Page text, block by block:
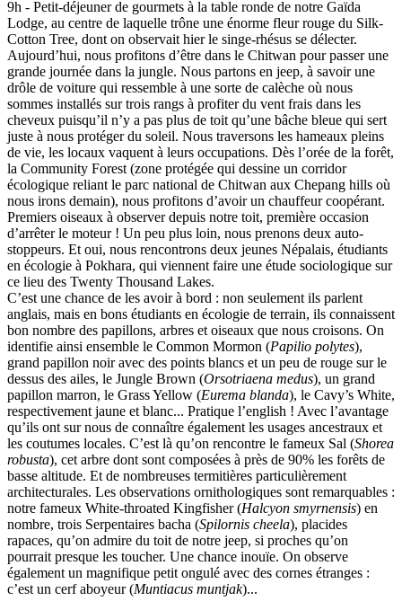
9h - Petit-déjeuner de gourmets à la table ronde de notre Gaïda
Lodge, au centre de laquelle trône une énorme fleur rouge du Silk-
Cotton Tree, dont on observait hier le singe-rhésus se délecter.
Aujourd’hui, nous profitons d’être dans le Chitwan pour passer une
grande journée dans la jungle. Nous partons en jeep, à savoir une
drôle de voiture qui ressemble à une sorte de calèche où nous
sommes installés sur trois rangs à profiter du vent frais dans les
cheveux puisqu’il n’y a pas plus de toit qu’une bâche bleue qui sert
juste à nous protéger du soleil. Nous traversons les hameaux pleins
de vie, les locaux vaquent à leurs occupations. Dès l’orée de la forêt,
la Community Forest (zone protégée qui dessine un corridor
écologique reliant le parc national de Chitwan aux Chepang hills où
nous irons demain), nous profitons d’avoir un chauffeur coopérant.
Premiers oiseaux à observer depuis notre toit, première occasion
d’arrêter le moteur ! Un peu plus loin, nous prenons deux auto-
stoppeurs. Et oui, nous rencontrons deux jeunes Népalais, étudiants
en écologie à Pokhara, qui viennent faire une étude sociologique sur
ce lieu des Twenty Thousand Lakes.
C’est une chance de les avoir à bord : non seulement ils parlent
anglais, mais en bons étudiants en écologie de terrain, ils connaissent
bon nombre des papillons, arbres et oiseaux que nous croisons. On
identifie ainsi ensemble le Common Mormon (Papilio polytes),
grand papillon noir avec des points blancs et un peu de rouge sur le
dessus des ailes, le Jungle Brown (Orsotriaena medus), un grand
papillon marron, le Grass Yellow (Eurema blanda), le Cavy’s White,
respectivement jaune et blanc... Pratique l’english ! Avec l’avantage
qu’ils ont sur nous de connaître également les usages ancestraux et
les coutumes locales. C’est là qu’on rencontre le fameux Sal (Shorea
robusta), cet arbre dont sont composées à près de 90% les forêts de
basse altitude. Et de nombreuses termitières particulièrement
architecturales. Les observations ornithologiques sont remarquables :
notre fameux White-throated Kingfisher (Halcyon smyrnensis) en
nombre, trois Serpentaires bacha (Spilornis cheela), placides
rapaces, qu’on admire du toit de notre jeep, si proches qu’on
pourrait presque les toucher. Une chance inouïe. On observe
également un magnifique petit ongulé avec des cornes étranges :
c’est un cerf aboyeur (Muntiacus muntjak)...